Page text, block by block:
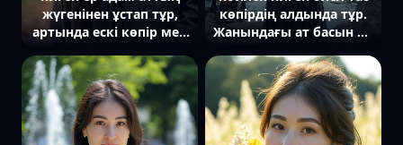
жүгенінен ұстап тұр,
артында ескі көпір мен
көпірдің алдында тұр.
Жанындағы ат басын ай
тұр.